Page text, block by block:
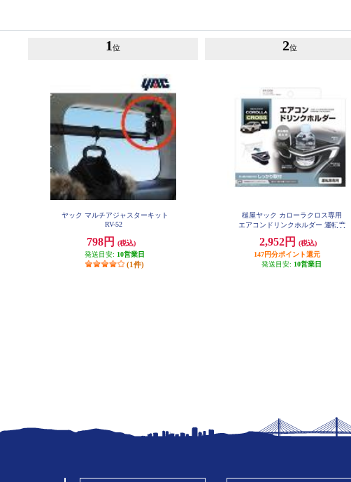
1 位
ヤック マルチアジャスターキット
RV-52
798円
(税込)
発送目安: 10営業日
(1件)
2位
槌屋ヤック カローラクロス専用
エアコンドリンクホルダー 運転席
2,952円
(税込)
147円分ポイント還元
発送目安: 10営業日